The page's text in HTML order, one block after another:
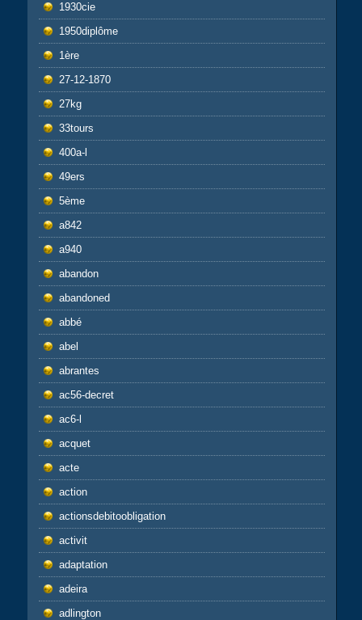
1930cie
1950diplôme
1ère
27-12-1870
27kg
33tours
400a-l
49ers
5ème
a842
a940
abandon
abandoned
abbé
abel
abrantes
ac56-decret
ac6-l
acquet
acte
action
actionsdebitoobligation
activit
adaptation
adeira
adlington